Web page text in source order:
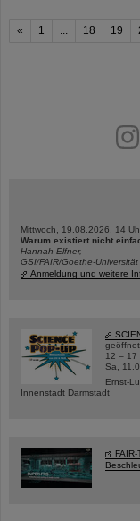
« 1 ... 18 19
youtube
Mittwoch, 19.08.2026, 14
Warum existiert nicht
Hannah Elfner,
GSI/FAIR/Goethe-Universität
Anmeldung und weitere
geöffnet
12 – 17
Sa,
Ernst-
Innenstadt Darmstadt